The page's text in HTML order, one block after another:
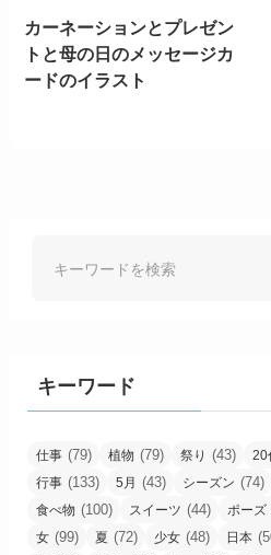
カーネーションとプレゼン
トと母の日のメッセージカ
ードのイラスト
キーワード
仕事 (79) 植物 (79) 祭り (43) 20
行事 (133) 5月 (43) シーズン (74)
食べ物 (100) スイーツ (44) ポーズ
女 (99) 夏 (72) 少女 (48) 日本